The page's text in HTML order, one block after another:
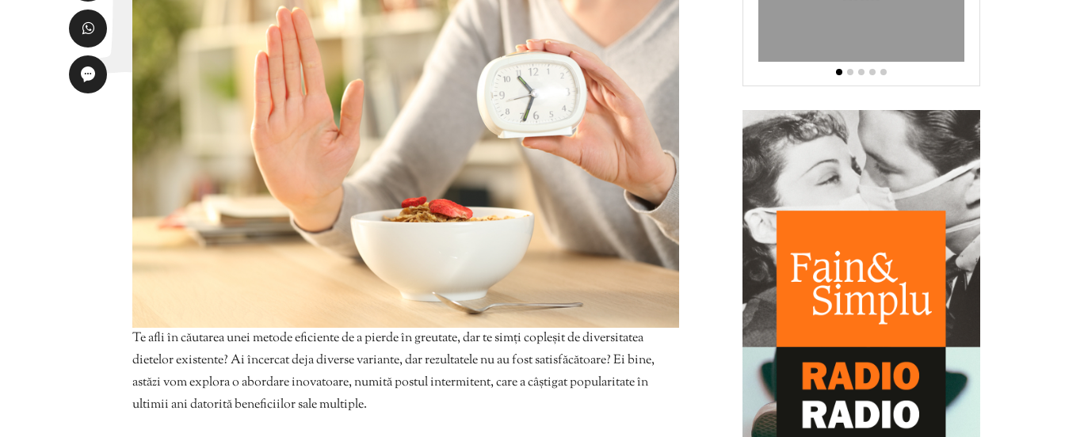
Te afli în căutarea unei metode eficiente de a pierde în greutate, dar te simți copleșit de diversitatea
dietelor existente? Ai încercat deja diverse variante, dar rezultatele nu au fost satisfăcătoare? Ei bine,
astăzi vom explora o abordare inovatoare, numită postul intermitent, care a câștigat popularitate în
ultimii ani datorită beneficiilor sale multiple.